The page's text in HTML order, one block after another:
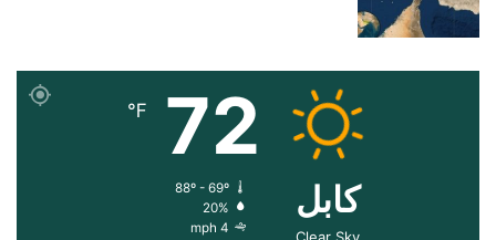
کابل
Clear Sky
72
℉
88º - 69º
20%
4 mph